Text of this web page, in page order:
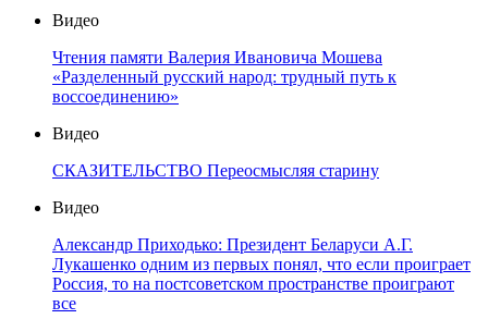
Видео
Чтения памяти Валерия Ивановича Мошева
«Разделенный русский народ: трудный путь к
воссоединению»
Видео
СКАЗИТЕЛЬСТВО Переосмысляя старину
Видео
Александр Приходько: Президент Беларуси А.Г.
Лукашенко одним из первых понял, что если проиграет
Россия, то на постсоветском пространстве проиграют
все